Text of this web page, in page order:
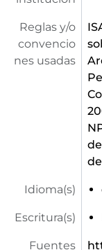
Reglas y/o
convencio
nes usadas
de
Idioma(s)
Escritura(s)
Fuentes